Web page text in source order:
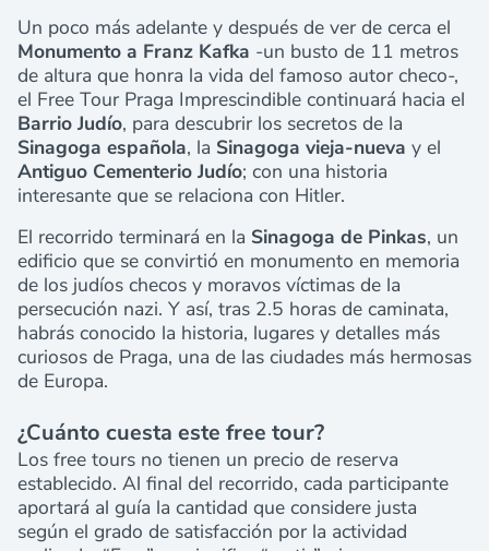
Un poco más adelante y después de ver de cerca el
Monumento a Franz Kafka -un busto de 11 metros
de altura que honra la vida del famoso autor checo-,
el Free Tour Praga Imprescindible continuará hacia el
Barrio Judío, para descubrir los secretos de la
Sinagoga española, la Sinagoga vieja-nueva y el
Antiguo Cementerio Judío; con una historia
interesante que se relaciona con Hitler.
El recorrido terminará en la Sinagoga de Pinkas, un
edificio que se convirtió en monumento en memoria
de los judíos checos y moravos víctimas de la
persecución nazi. Y así, tras 2.5 horas de caminata,
habrás conocido la historia, lugares y detalles más
curiosos de Praga, una de las ciudades más hermosas
de Europa.
¿Cuánto cuesta este free tour?
Los free tours no tienen un precio de reserva
establecido. Al final del recorrido, cada participante
aportará al guía la cantidad que considere justa
según el grado de satisfacción por la actividad